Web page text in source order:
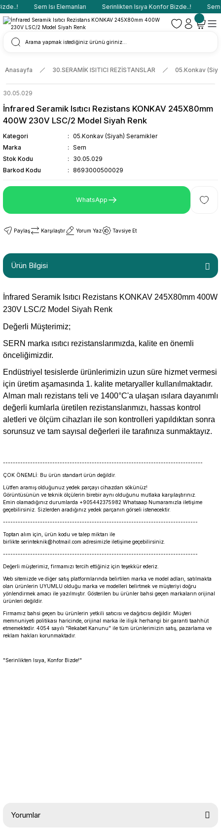
Sern Isı Elemanları Serinlikten Isıya Konfor Bizde..! Sern
Anasayfa 30.SERAMİK ISITICI REZİSTANSLAR 05.Konkav
30.05.029
İnfrared Seramik Isıtıcı Rezistans KONKAV 245X80mm
400W 230V LSC/2 Model Siyah Renk
Kategori
05.Konkav (Siyah) Seramikler
Marka
Sern
Stok Kodu
30.05.029
Barkod Kodu
8693000500029
WhatsApp
Paylaş Karşılaştır Yorum Yaz Tavsiye Et
Ürün Bilgisi
İnfrared Seramik Isıtıcı Rezistans KONKAV 245X80mm 400W
230V LSC/2 Model Siyah Renk
Değerli Müşterimiz;
SERN marka ısıtıcı rezistanslarımızda, kalite en önemli
önceliğimizdir.
Endüstriyel tesislerde ürünlerimizin uzun süre hizmet vermesi
için üretim aşamasında 1. kalite metaryaller kullanılmaktadır.
Alman malı rezistans teli ve 1400°C'a ulaşan ısılara dayanımlı
değerli kumlarla üretilen rezistanslarımızı, hassas kontrol
aletleri ve ölçüm cihazları ile son kontrolleri yapıldıktan sonra
sorunsuz ve tam sayısal değerleri ile tarafınıza sunmaktayız.
---------------------------------------------------------------------------------
ÇOK ÖNEMLİ: Bu ürün standart ürün değildir.
Lütfen aramış olduğunuz yedek parçayı cihazdan sökünüz!
Görüntüsünün ve teknik ölçülerin birebir aynı olduğunu mutlaka karşılaştırınız.
Emin olamadığınız durumlarda +905442375982 Whatsaap Numaramızla iletişime
geçebilirsiniz. Sizlerden aradığınız yedek parçanın görseli istenecektir.
-------------------------------------------------------------------------------
Toptan alım için, ürün kodu ve talep miktarı ile
birlikte serinteknik@hotmail.com adresimizle iletişime geçebilirsiniz.
-------------------------------------------------------------------------------
Değerli müşterimiz, firmamızı tercih ettiğiniz için teşekkür ederiz.
Web sitemizde ve diğer satış platformlarında belirtilen marka ve model adları, satılmakta
olan ürünlerin UYUMLU olduğu marka ve modelleri belirtmek ve müşteriyi doğru
yönlendirmek amacı ile yazılmıştır. Gösterilen bu ürünler bahsi geçen markaların orijinal
ürünleri değildir.
Firmamız bahsi geçen bu ürünlerin yetkili satıcısı ve dağıtıcısı değildir. Müşteri
memnuniyeti politikası haricinde, orijinal marka ile ilişik herhangi bir garanti taahhüt
etmemektedir. 4054 sayılı "Rekabet Kanunu" ile tüm ürünlerimizin satış, pazarlama ve
reklam hakları korunmaktadır.
"Serinlikten Isıya, Konfor Bizde!"
Yorumlar